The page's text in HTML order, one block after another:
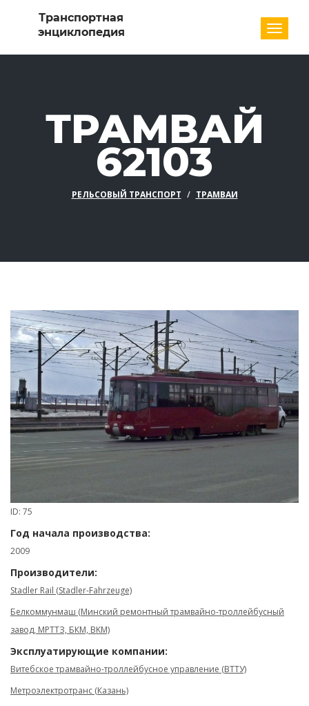
ТРАМВАЙ
62103
РЕЛЬСОВЫЙ ТРАНСПОРТ ТРАМВАИ
ID: 75
Год начала производства:
2009
Производители:
Stadler Rail (Stadler-Fahrzeuge)
Белкоммунмаш (Минский ремонтный трамвайно-троллейбусный
завод, МРТТЗ, БКМ, BKM)
Эксплуатирующие компании:
Витебское трамвайно-троллейбусное управление (ВТТУ)
Метроэлектротранс (Казань)